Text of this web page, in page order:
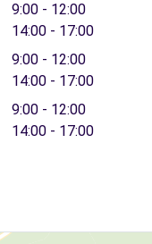
9:00 - 12:00
14:00 - 17:00
9:00 - 12:00
14:00 - 17:00
9:00 - 12:00
14:00 - 17:00